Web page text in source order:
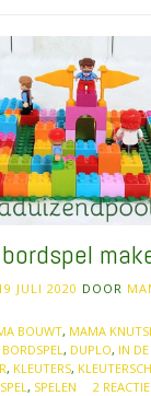
JULI 2020 DOOR
BOUWT, MAMA
BORDSPEL , DUPLO, IN
, KLEUTERS,
SPEL , SPELEN 2